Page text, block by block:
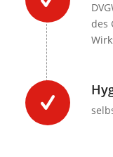
des